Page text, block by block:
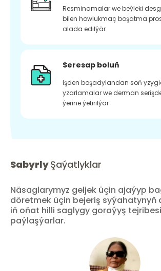
Resminamalar we beýleki
bilen howlukmaç boşatma
alada edilýär
Seresap boluň
Işden boşadylandan soň
yzarlamalar we derman
ýerine ýetirilýär
SabyrlyŞaýatlyklar
Näsaglarymyz geljek üçin ajaýyp
döretmek üçin bejeriş syýahatynyň
iň oňat hilli saglygy goraýyş
paýlaşýarlar.